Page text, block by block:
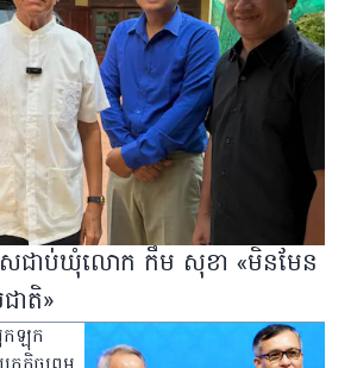
ជាប់ឃុំលោក កឹម សុខា «មិនមែន
ាតិ»
កឡុក